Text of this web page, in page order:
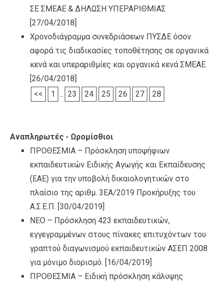
ΣΕ ΣΜΕΑΕ & ΔΗΛΩΣΗ ΥΠΕΡΑΡΙΘΜΙΑΣ
[27/04/2018]
Χρονοδιάγραμμα συνεδριάσεων ΠΥΣΔΕ όσον
αφορά τις διαδικασίες τοποθέτησης σε οργανικά
κενά και υπεραριθμίες και οργανικά κενά ΣΜΕΑΕ
[26/04/2018]
<<
1 ... 23 24 25 26 27 28
Αναπληρωτές - Ωρομίσθιοι
ΠΡΟΘΕΣΜΙΑ – Πρόσκληση υποψήφιων
εκπαιδευτικών Ειδικής Αγωγής και Εκπαίδευσης
(ΕΑΕ) για την υποβολή δικαιολογητικών στο
πλαίσιο της αριθμ. 3ΕA/2019 Προκήρυξης του
Α.Σ.Ε.Π. [30/04/2019]
ΝΕΟ – Πρόσκληση 423 εκπαιδευτικών,
εγγεγραμμένων στους πίνακες επιτυχόντων του
γραπτού διαγωνισμού εκπαιδευτικών ΑΣΕΠ 2008
για μόνιμο διορισμό. [16/04/2019]
ΠΡΟΘΕΣΜΙΑ – Ειδική πρόσκληση κάλυψης